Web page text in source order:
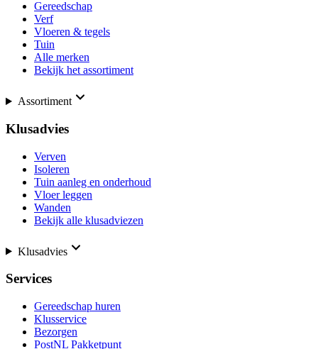
Gereedschap
Verf
Vloeren & tegels
Tuin
Alle merken
Bekijk het assortiment
Assortiment
Klusadvies
Verven
Isoleren
Tuin aanleg en onderhoud
Vloer leggen
Wanden
Bekijk alle klusadviezen
Klusadvies
Services
Gereedschap huren
Klusservice
Bezorgen
PostNL Pakketpunt